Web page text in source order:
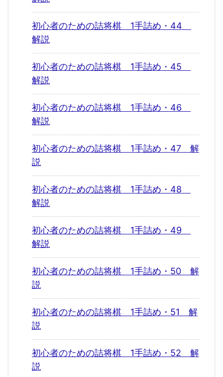
初心者のための詰将棋 1手詰め・44
解説
初心者のための詰将棋 1手詰め・45
解説
初心者のための詰将棋 1手詰め・46
解説
初心者のための詰将棋 1手詰め・47 解
説
初心者のための詰将棋 1手詰め・48
解説
初心者のための詰将棋 1手詰め・49
解説
初心者のための詰将棋 1手詰め・50 解
説
初心者のための詰将棋 1手詰め・51 解
説
初心者のための詰将棋 1手詰め・52 解
説